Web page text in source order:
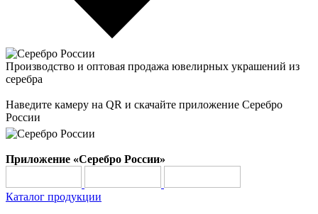
Производство и оптовая продажа ювелирных украшений из
серебра
Наведите камеру на QR и скачайте приложение Серебро
России
Приложение «Серебро России»
Каталог продукции